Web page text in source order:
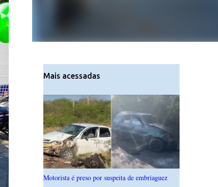
Mais acessadas
Motorista é preso por suspeita de embriaguez